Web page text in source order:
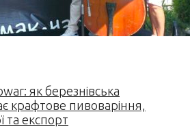
як березнівська
крафтове пивоваріння,
та експорт